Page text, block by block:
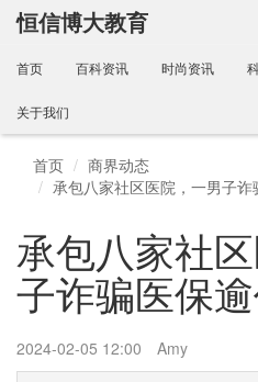
恒信博大教育
首页 百科资讯 时尚资讯
关于我们
首页
商界动态
承包八家社区医院，一男子
承包八家社
子诈骗医保
2024-02-05 12:00 Amy